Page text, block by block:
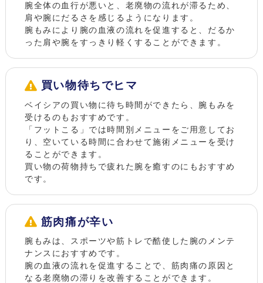
腕全体の血行が悪いと、老廃物の流れが滞るため、
肩や腕にだるさを感じるようになります。
腕もみにより腕の血液の流れを促進すると、だるか
った肩や腕をすっきり軽くすることができます。
買い物待ちでヒマ
ベイシアの買い物に待ち時間ができたら、腕もみを
受けるのもおすすめです。
「フットこる」では時間別メニューをご用意してお
り、空いている時間に合わせて施術メニューを受け
ることができます。
買い物の荷物持ちで疲れた腕を癒すのにもおすすめ
です。
筋肉痛が辛い
腕もみは、スポーツや筋トレで酷使した腕のメンテ
ナンスにおすすめです。
腕の血液の流れを促進することで、筋肉痛の原因と
なる老廃物の滞りを改善することができます。